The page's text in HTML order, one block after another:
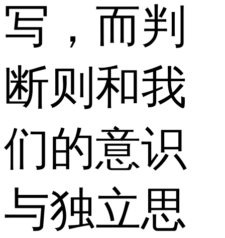
写，而判
断则和我
们的意识
与独立思